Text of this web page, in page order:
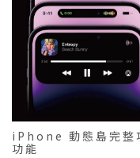
iPhone 動態島完整
功能